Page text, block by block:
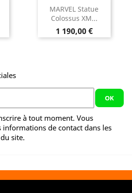
MARVEL Statue
Colossus XM...
Prix
1 190,00 €
à tout moment. Vous
de contact dans les
site.